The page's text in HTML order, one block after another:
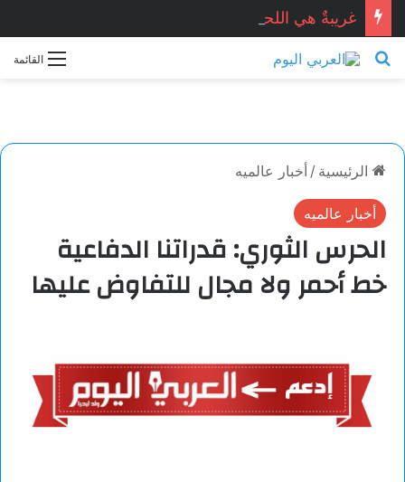
غريبةٌ هي اللحظات.. خاطرة بقلم: مريم باتردوك
القائمة بحث عن
الرئيسية / أخبار عالميه
أخبار عالميه
الحرس الثوري: قدراتنا الدفاعية
خط أحمر ولا مجال للتفاوض عليها